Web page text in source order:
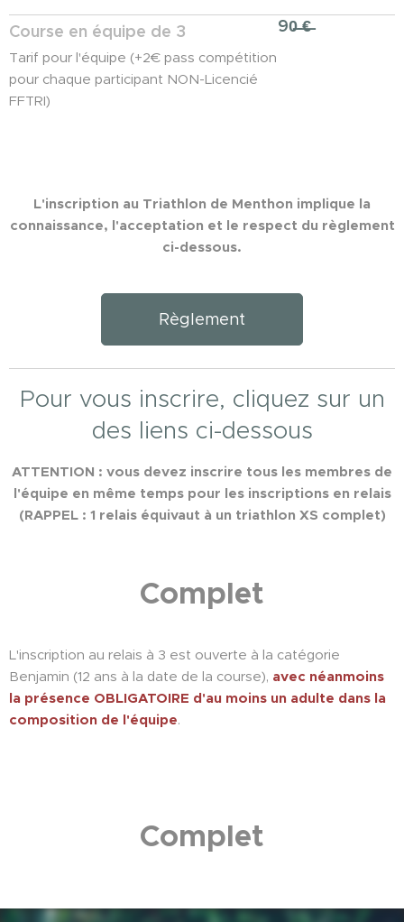
Course en équipe de 3
Tarif pour l'équipe (+2€ pass compétition
pour chaque participant NON-Licencié
FFTRI)
90̶ ̶€̶
L'inscription au Triathlon de Menthon implique la
connaissance, l'acceptation et le respect du règlement
ci-dessous.
Règlement
Pour vous inscrire, cliquez sur un
des liens ci-dessous
ATTENTION : vous devez inscrire tous les membres de
l'équipe en même temps pour les inscriptions en relais
(RAPPEL : 1 relais équivaut à un triathlon XS complet)
Complet
L'inscription au relais à 3 est ouverte à la catégorie
Benjamin (12 ans à la date de la course), avec néanmoins
la présence OBLIGATOIRE d'au moins un adulte dans la
composition de l'équipe.
Complet